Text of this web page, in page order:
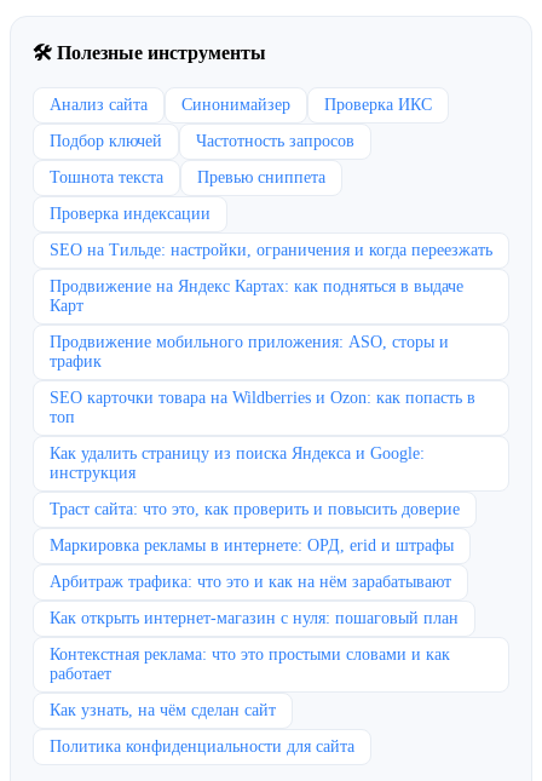
🛠 Полезные инструменты
Анализ сайта Синонимайзер
Проверка ИКС
Подбор ключей
Частотность запросов
Тошнота текста
Превью сниппета
Проверка индексации
SEO на Тильде: настройки, ограничения и когда переезжать
Продвижение на Яндекс Картах: как подняться в выдаче
Карт
Продвижение мобильного приложения: ASO, сторы и
трафик
SEO карточки товара на Wildberries и Ozon: как попасть в
топ
Как удалить страницу из поиска Яндекса и Google:
инструкция
Траст сайта: что это, как проверить и повысить доверие
Маркировка рекламы в интернете: ОРД, erid и штрафы
Арбитраж трафика: что это и как на нём зарабатывают
Как открыть интернет-магазин с нуля: пошаговый план
Контекстная реклама: что это простыми словами и как
работает
Как узнать, на чём сделан сайт
Политика конфиденциальности для сайта